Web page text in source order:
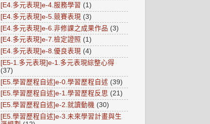
[E4.多元表現]e-4.服務學習 (1)
[E4.多元表現]e-5.競賽表現 (3)
[E4.多元表現]e-6.非修課之成果作品 (3)
[E4.多元表現]e-7.檢定證照 (1)
[E4.多元表現]e-8.優良表現 (4)
[E5-1.多元表現]e-1.多元表現綜整心得
(37)
[E5.學習歷程自述]e-0.學習歷程自述 (39)
[E5.學習歷程自述]e-1.學習歷程反思 (21)
[E5.學習歷程自述]e-2.就讀動機 (30)
[E5.學習歷程自述]e-3.未來學習計畫與生